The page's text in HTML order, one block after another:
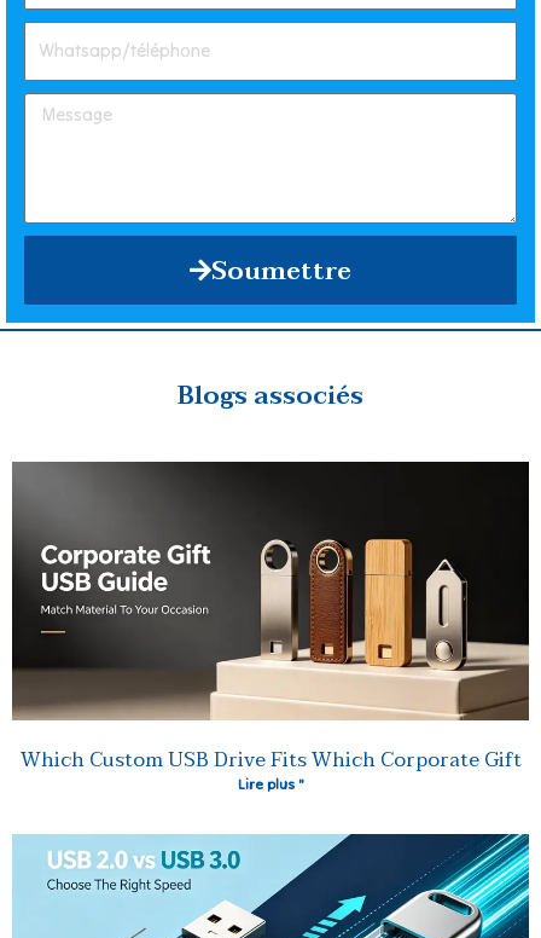
Soumettre
Blogs associés
Which Custom USB Drive Fits Which Corporate Gift
Lire plus "